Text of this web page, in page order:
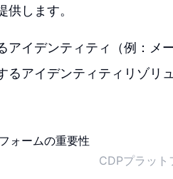
供します。
アイデンティティ（例：メ
るアイデンティティリゾリ
CDPプラット